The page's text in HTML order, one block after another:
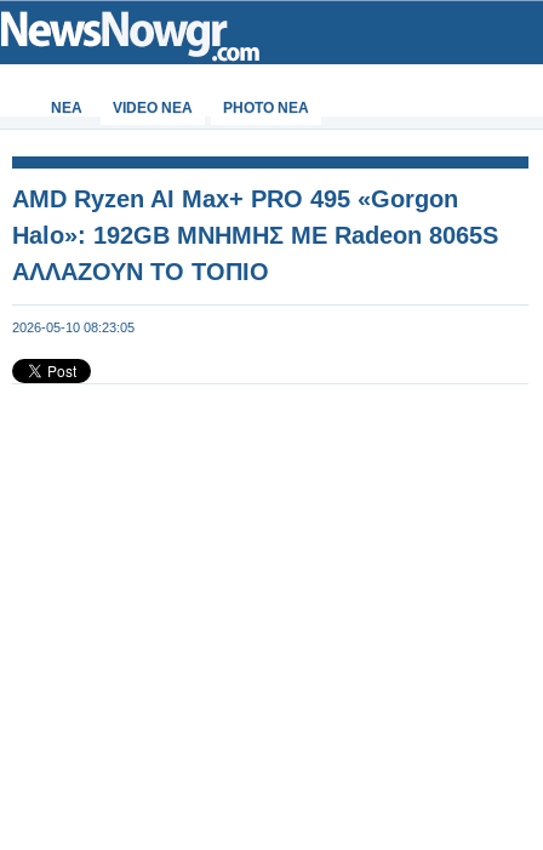
ΝΕΑ VIDEO NEA PHOTO NEA
AMD Ryzen AI Max+ PRO 495 «Gorgon
Halo»: 192GB ΜΝΗΜΗΣ ΜΕ Radeon 8065S
ΑΛΛΑΖΟΥΝ ΤΟ ΤΟΠΙΟ
2026-05-10 08:23:05